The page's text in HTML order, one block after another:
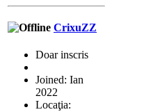
CrixuZZ
Doar inscris
Joined: Ian
2022
Locaţia: